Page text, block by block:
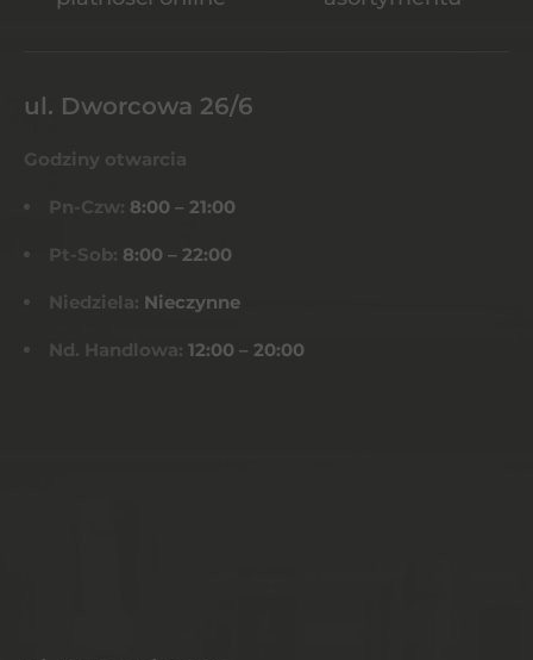
ul. Dworcowa 26/6
Godziny otwarcia
Pn-Czw: 8:00 – 21:00
Pt-Sob: 8:00 – 22:00
Niedziela: Nieczynne
Nd. Handlowa: 12:00 – 20:00